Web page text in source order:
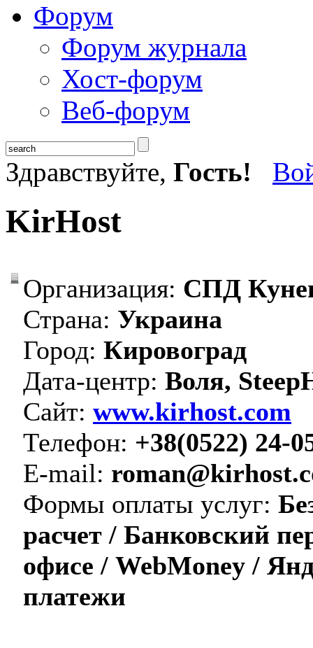
Форум
Форум журнала
Хост-форум
Веб-форум
Здравствуйте, Гость!
KirHost
Организация: СПД
Страна: Украина
Город: Кировоград
Дата-центр: Воля,
Сайт: www.kirhost.com
Телефон: +38(0522) 24-
E-mail:
Формы оплаты услуг:
расчет / Банковский
офисе / WebMoney /
платежи